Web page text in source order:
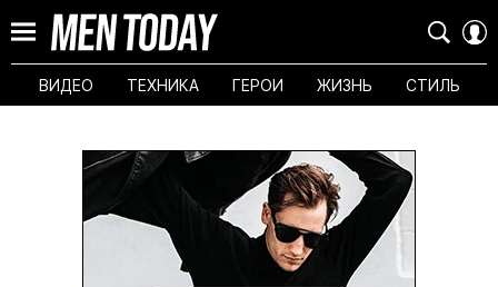
ВИДЕО ТЕХНИКА ГЕРОИ ЖИЗНЬ СТИЛЬ